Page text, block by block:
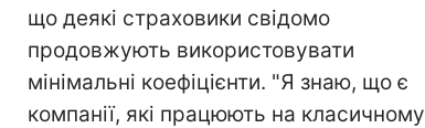
що деякі страховики свідомо
продовжують використовувати
мінімальні коефіцієнти. "Я знаю, що є
компанії, які працюють на класичному